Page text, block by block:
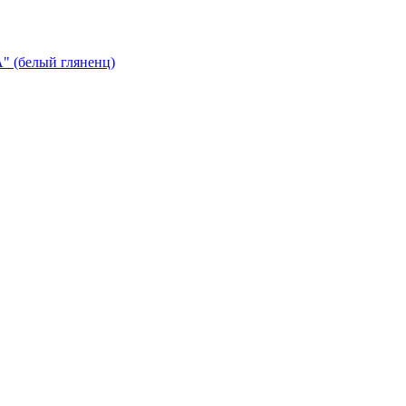
(белый гляненц)